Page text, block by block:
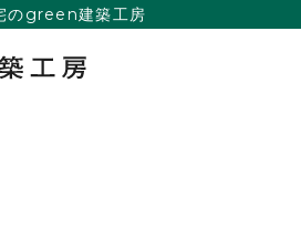
のgreen建築工房